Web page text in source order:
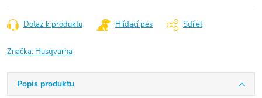
Dotaz k produktu Hlídací pes Sdílet
Značka: Husqvarna
Popis produktu